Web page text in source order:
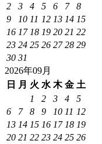
2
3 4 5 6 7
8
9
10 11 12 13 14 15
16 17 18 19 20 21 22
23 24 25 26 27 28 29
30 31
2026年09月
日
月 火 水 木 金 土
1
2 3 4
5
6
7 8 9 10 11 12
13 14 15 16 17 18 19
20 21 22 23 24 25 26